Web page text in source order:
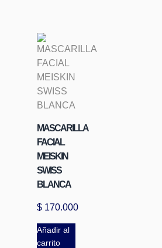
MASCARILLA
FACIAL
MEISKIN
SWISS
BLANCA
$ 170.000
Añadir al
carrito